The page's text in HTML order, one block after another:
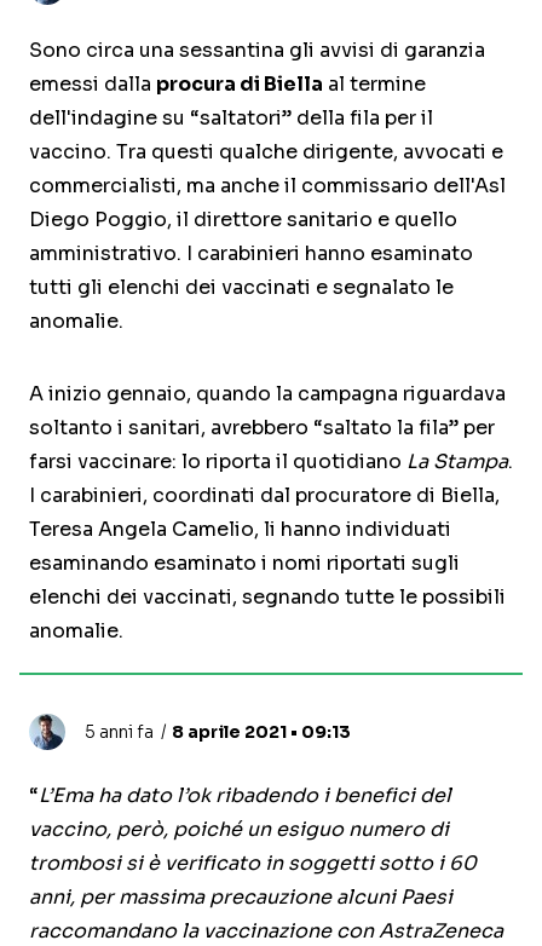
Sono circa una sessantina gli avvisi di garanzia
emessi dalla procura di Biella al termine
dell'indagine su “saltatori” della fila per il
vaccino. Tra questi qualche dirigente, avvocati e
commercialisti, ma anche il commissario dell'Asl
Diego Poggio, il direttore sanitario e quello
amministrativo. I carabinieri hanno esaminato
tutti gli elenchi dei vaccinati e segnalato le
anomalie.
A inizio gennaio, quando la campagna riguardava
soltanto i sanitari, avrebbero “saltato la fila” per
farsi vaccinare: lo riporta il quotidiano La Stampa.
I carabinieri, coordinati dal procuratore di Biella,
Teresa Angela Camelio, li hanno individuati
esaminando esaminato i nomi riportati sugli
elenchi dei vaccinati, segnando tutte le possibili
anomalie.
5 anni fa 8 aprile 2021 • 09:13
“L’Ema ha dato l’ok ribadendo i benefici del
vaccino, però, poiché un esiguo numero di
trombosi si è verificato in soggetti sotto i 60
anni, per massima precauzione alcuni Paesi
raccomandano la vaccinazione con AstraZeneca